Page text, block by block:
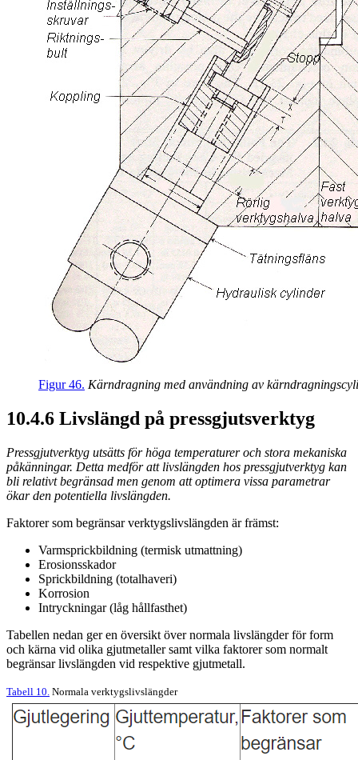
Figur 46. Kärndragning med användning av
10.4.6 Livslängd på pressgjutsverktyg
Pressgjutverktyg utsätts för höga temperaturer och stora mekaniska
påkänningar. Detta medför att livslängden hos pressgjutverktyg kan
bli relativt begränsad men genom att optimera vissa parametrar
ökar den potentiella livslängden.
Faktorer som begränsar verktygslivslängden är främst:
Varmsprickbildning (termisk utmattning)
Erosionsskador
Sprickbildning (totalhaveri)
Korrosion
Intryckningar (låg hållfasthet)
Tabellen nedan ger en översikt över normala livslängder för form
och kärna vid olika gjutmetaller samt vilka faktorer som normalt
begränsar livslängden vid respektive gjutmetall.
Tabell 10. Normala verktygslivslängder